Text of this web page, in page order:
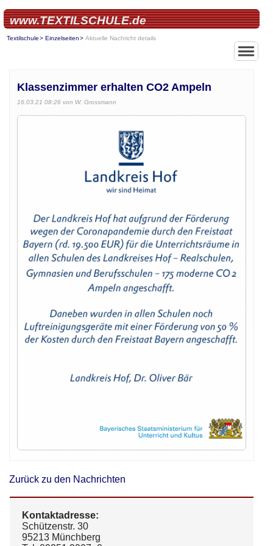
www.TEXTILSCHULE.de
Textilschule Einzelseiten Aktuelle Nachricht details
Klassenzimmer erhalten CO2 Ampeln
16.03.21 08:26 von W. Grossmann
Zurück zu den Nachrichten
Kontaktadresse:
Schützenstr. 30
95213 Münchberg